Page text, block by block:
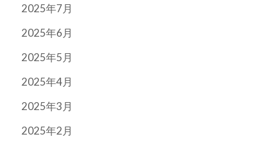
2025年7月
2025年6月
2025年5月
2025年4月
2025年3月
2025年2月